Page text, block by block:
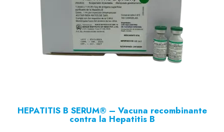
HEPATITIS B SERUM® – Vacuna recombinante
contra la Hepatitis B